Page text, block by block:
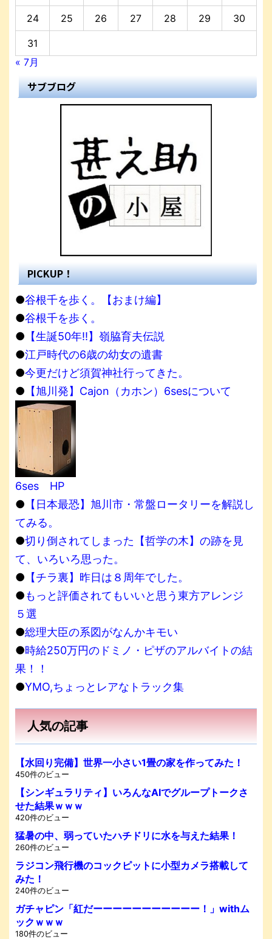
24 25 26 27 28 29 30
31
« 7月
サブブログ
PICKUP！
●谷根千を歩く。【おまけ編】
●谷根千を歩く。
● 【生誕50年!!】嶺脇育夫伝説
●江戸時代の6歳の幼女の遺書
●今更だけど須賀神社行ってきた。
● 【旭川発】Cajon（カホン）6sesについて
6ses HP
● 【日本最恐】旭川市・常盤ロータリーを解説し
てみる。
●切り倒されてしまった【哲学の木】の跡を見
て、いろいろ思った。
● 【チラ裏】昨日は８周年でした。
●もっと評価されてもいいと思う東方アレンジ
５選
●総理大臣の系図がなんかキモい
●時給250万円のドミノ・ピザのアルバイトの結
果！！
●YMO,ちょっとレアなトラック集
人気の記事
【水回り完備】世界一小さい1畳の家を作ってみた！
450件のビュー
【シンギュラリティ】いろんなAIでグループトークさ
せた結果ｗｗｗ
420件のビュー
猛暑の中、弱っていたハチドリに水を与えた結果！
260件のビュー
ラジコン飛行機のコックピットに小型カメラ搭載して
みた！
240件のビュー
ガチャピン「紅だーーーーーーーーーーー！」withム
ックｗｗｗ
180件のビュー